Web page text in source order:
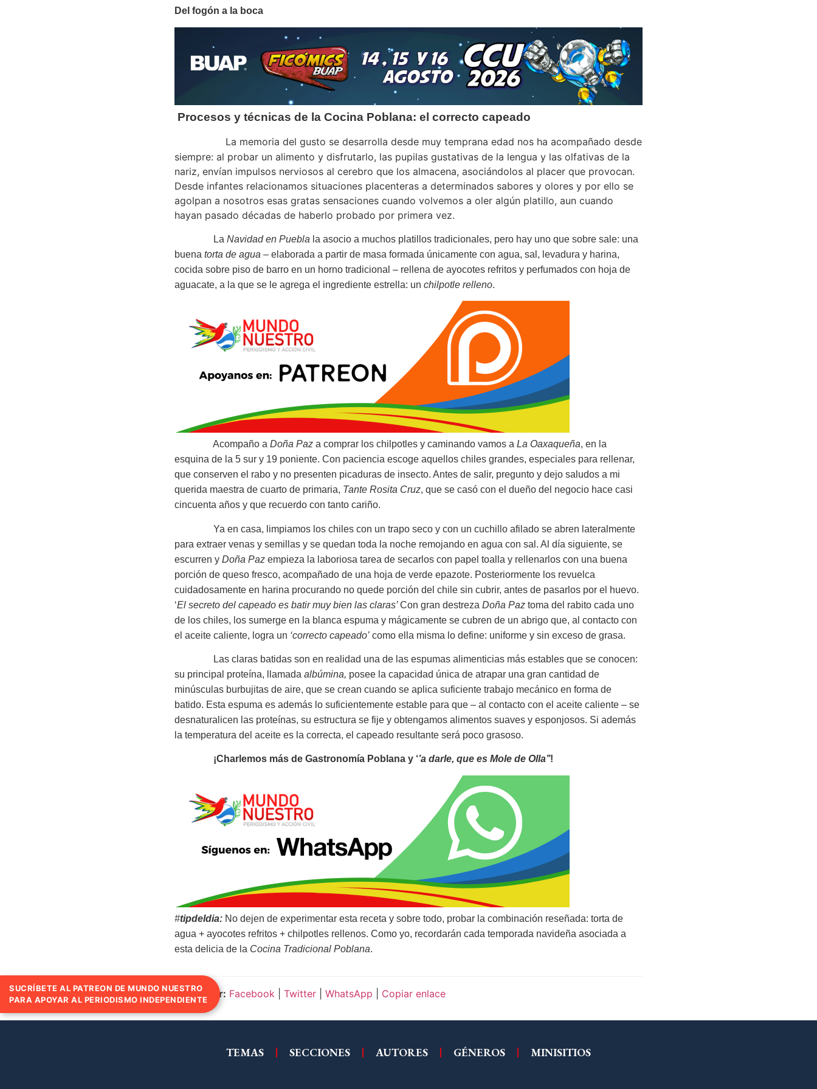
Del fogón a la boca
Procesos y técnicas de la Cocina Poblana: el correcto capeado
La memoria del gusto se desarrolla desde muy temprana edad nos ha acompañado desde
siempre: al probar un alimento y disfrutarlo, las pupilas gustativas de la lengua y las olfativas de la
nariz, envían impulsos nerviosos al cerebro que los almacena, asociándolos al placer que provocan.
Desde infantes relacionamos situaciones placenteras a determinados sabores y olores y por ello se
agolpan a nosotros esas gratas sensaciones cuando volvemos a oler algún platillo, aun cuando
hayan pasado décadas de haberlo probado por primera vez.
La Navidad en Puebla la asocio a muchos platillos tradicionales, pero hay uno que sobre sale: una
buena torta de agua – elaborada a partir de masa formada únicamente con agua, sal, levadura y harina,
cocida sobre piso de barro en un horno tradicional – rellena de ayocotes refritos y perfumados con hoja de
aguacate, a la que se le agrega el ingrediente estrella: un chilpotle relleno.
Acompaño a Doña Paz a comprar los chilpotles y caminando vamos a La Oaxaqueña, en la
esquina de la 5 sur y 19 poniente. Con paciencia escoge aquellos chiles grandes, especiales para rellenar,
que conserven el rabo y no presenten picaduras de insecto. Antes de salir, pregunto y dejo saludos a mi
querida maestra de cuarto de primaria, Tante Rosita Cruz, que se casó con el dueño del negocio hace casi
cincuenta años y que recuerdo con tanto cariño.
Ya en casa, limpiamos los chiles con un trapo seco y con un cuchillo afilado se abren lateralmente
para extraer venas y semillas y se quedan toda la noche remojando en agua con sal. Al día siguiente, se
escurren y Doña Paz empieza la laboriosa tarea de secarlos con papel toalla y rellenarlos con una buena
porción de queso fresco, acompañado de una hoja de verde epazote. Posteriormente los revuelca
cuidadosamente en harina procurando no quede porción del chile sin cubrir, antes de pasarlos por el huevo.
‘El secreto del capeado es batir muy bien las claras’Con gran destreza Doña Paz toma del rabito cada uno
de los chiles, los sumerge en la blanca espuma y mágicamente se cubren de un abrigo que, al contacto con
el aceite caliente, logra un ‘correcto capeado’ como ella misma lo define: uniforme y sin exceso de grasa.
Las claras batidas son en realidad una de las espumas alimenticias más estables que se conocen:
su principal proteína, llamada albúmina, posee la capacidad única de atrapar una gran cantidad de
minúsculas burbujitas de aire, que se crean cuando se aplica suficiente trabajo mecánico en forma de
batido. Esta espuma es además lo suficientemente estable para que – al contacto con el aceite caliente – se
desnaturalicen las proteínas, su estructura se fije y obtengamos alimentos suaves y esponjosos. Si además
la temperatura del aceite es la correcta, el capeado resultante será poco grasoso.
¡Charlemos más de Gastronomía Poblana y ‘’a darle, que es Mole de Olla’’!
#tipdeldia: No dejen de experimentar esta receta y sobre todo, probar la combinación reseñada: torta de
agua + ayocotes refritos + chilpotles rellenos. Como yo, recordarán cada temporada navideña asociada a
esta delicia de la Cocina Tradicional Poblana.
Compartir: Facebook Twitter WhatsApp Copiar enlace
TEMAS SECCIONES AUTORES GÉNEROS MINISITIOS
SUCRÍBETE AL PATREON DE MUNDO NUESTRO
PARA APOYAR AL PERIODISMO INDEPENDIENTE